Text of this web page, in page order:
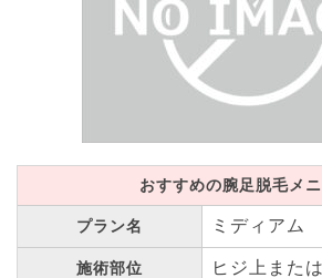
おすすめの腕足脱毛メ
プラン名 ミディアム
施術部位 ヒジ上また